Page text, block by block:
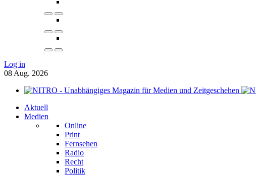
Log in
08 Aug. 2026
Aktuell
Medien
Online
Print
Fernsehen
Radio
Recht
Politik